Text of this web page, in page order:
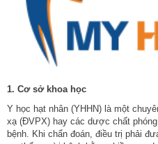
1. Cơ sở khoa học
Y học hạt nhân (YHHN) là một
xạ (ÐVPX) hay các dược chất
bệnh. Khi chẩn đoán, điều trị phải